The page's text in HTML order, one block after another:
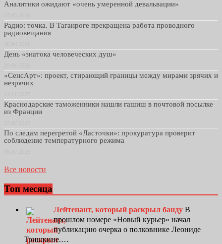
Аналитики ожидают «очень умеренной девальвации»
Радио: точка. В Таганроге прекращена работа проводного
радиовещания
День «знатока человеческих душ»
«СенсАрт»: проект, стирающий границы между мирами зрячих и
незрячих
Краснодарские таможенники нашли гашиш в почтовой посылке
из Франции
По следам перегретой «Ласточки»: прокуратура проверит
соблюдение температурного режима
Все новости
Топ месяца
Лейтенант, который раскрыл банду В
прошлом номере «Новый курьер» начал
публикацию очерка о полковнике Леониде
Тришкине.…